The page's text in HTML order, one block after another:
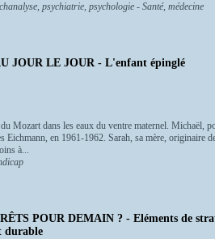
psychiatrie, psychologie - Santé, médecine
JOUR LE JOUR - L'enfant épinglé
Mozart dans les eaux du ventre maternel. Michaël,
Eichmann, en 1961-1962. Sarah, sa mère,
à...
POUR DEMAIN ? - Eléments de
durable